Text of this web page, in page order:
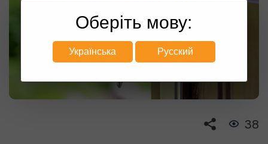
38
Оберіть мову:
Українська Русский